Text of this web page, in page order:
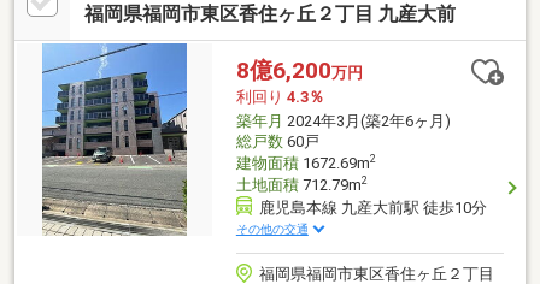
福岡県福岡市東区香住ヶ丘２丁目 九産大前
8億6,200万円
利回り 4.3％
築年月 2024年3月(築2年6ヶ月)
総戸数60戸
建物面積1672.69m2
土地面積712.79m2
鹿児島本線 九産大前駅 徒歩10分
その他の交通
福岡県福岡市東区香住ヶ丘２丁目